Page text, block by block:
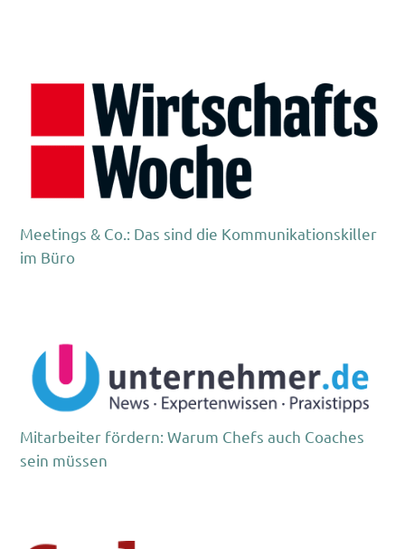
Meetings & Co.: Das sind die Kommunikationskiller
im Büro
Mitarbeiter fördern: Warum Chefs auch Coaches
sein müssen